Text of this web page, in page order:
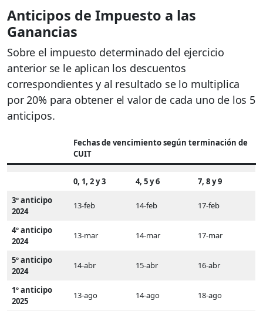
Anticipos de Impuesto a las
Ganancias
Sobre el impuesto determinado del ejercicio
anterior se le aplican los descuentos
correspondientes y al resultado se lo multiplica
por 20% para obtener el valor de cada uno de los 5
anticipos.
Fechas de vencimiento según terminación de
CUIT
0, 1, 2 y 3 4, 5 y 6
7, 8 y 9
3º anticipo
2024
13-feb 14-feb 17-feb
4º anticipo
2024
13-mar 14-mar 17-mar
5º anticipo
2024
14-abr 15-abr 16-abr
1º anticipo
2025
13-ago 14-ago 18-ago